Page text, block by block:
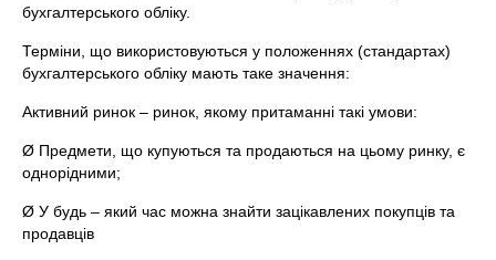
бухгалтерського обліку.
Терміни, що використовуються у положеннях (стандартах)
бухгалтерського обліку мають таке значення:
Активний ринок – ринок, якому притаманні такі умови:
Ø Предмети, що купуються та продаються на цьому ринку, є
однорідними;
Ø У будь – який час можна знайти зацікавлених покупців та
продавців